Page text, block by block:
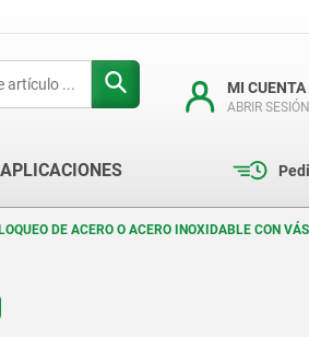
MI CUENTA
ABRIR SESIÓN
APLICACIONES
DE ACERO O ACERO INOXIDABLE CON